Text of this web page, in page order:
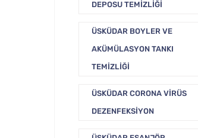
DEPOSU TEMIZLIĞI
ÜSKÜDAR BOYLER VE
AKÜMÜLASYON TANKI
TEMIZLIĞI
ÜSKÜDAR CORONA VIRÜS
DEZENFEKSIYON